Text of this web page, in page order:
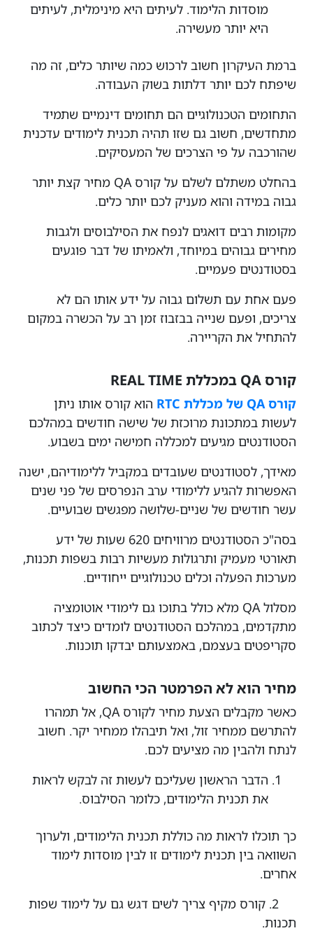
מוסדות הלימוד. לעיתים היא מינימלית, לעיתים
היא יותר מעשירה.
ברמת העיקרון חשוב לרכוש כמה שיותר כלים, זה מה
שיפתח לכם יותר דלתות בשוק העבודה.
התחומים הטכנולוגיים הם תחומים דינמיים שתמיד
מתחדשים, חשוב גם שזו תהיה תכנית לימודים עדכנית
שהורכבה על פי הצרכים של המעסיקים.
בהחלט משתלם לשלם על קורס QA מחיר קצת יותר
גבוה במידה והוא מעניק לכם יותר כלים.
מקומות רבים דואגים לנפח את הסילבוסים ולגבות
מחירים גבוהים במיוחד, ולאמיתו של דבר פוגעים
בסטודנטים פעמיים.
פעם אחת עם תשלום גבוה על ידע אותו הם לא
צריכים, ופעם שנייה בבזבוז זמן רב על הכשרה במקום
להתחיל את הקריירה.
קורס QA במכללת REAL TIME
קורס QA של מכללת RTC
הוא קורס אותו ניתן
לעשות במתכונת מרוכזת של שישה חודשים במהלכם
הסטודנטים מגיעים למכללה חמישה ימים בשבוע.
מאידך, לסטודנטים שעובדים במקביל ללימודיהם, ישנה
האפשרות להגיע ללימודי ערב הנפרסים של פני שנים
עשר חודשים של שניים-שלושה מפגשים שבועיים.
בסה"כ הסטודנטים מרוויחים 620 שעות של ידע
תאורטי מעמיק ותרגולות מעשיות רבות בשפות תכנות,
מערכות הפעלה וכלים טכנולוגיים ייחודיים.
מסלול QA מלא כולל בתוכו גם לימודי אוטומציה
מתקדמים, במהלכם הסטודנטים לומדים כיצד לכתוב
סקריפטים בעצמם, באמצעותם יבדקו תוכנות.
מחיר הוא לא הפרמטר הכי החשוב
כאשר מקבלים הצעת מחיר לקורס QA, אל תמהרו
להתרשם ממחיר זול, ואל תיבהלו ממחיר יקר. חשוב
לנתח ולהבין מה מציעים לכם.
הדבר הראשון שעליכם לעשות זה לבקש לראות
את תכנית הלימודים, כלומר הסילבוס.
כך תוכלו לראות מה כוללת תכנית הלימודים, ולערוך
השוואה בין תכנית לימודים זו לבין מוסדות לימוד
אחרים.
2. קורס מקיף צריך לשים דגש גם על לימוד שפות
תכנות.